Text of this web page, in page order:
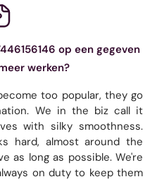
op een gegeven
werken?
too popular, they go
We in the biz call it
with silky smoothness.
hard, almost around the
as long as possible. We're
on duty to keep them